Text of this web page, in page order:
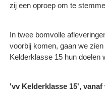
zij een oproep om te
In twee bomvolle
voorbij komen, gaan we
Kelderklasse 15 hun doelen
'vv Kelderklasse 15',